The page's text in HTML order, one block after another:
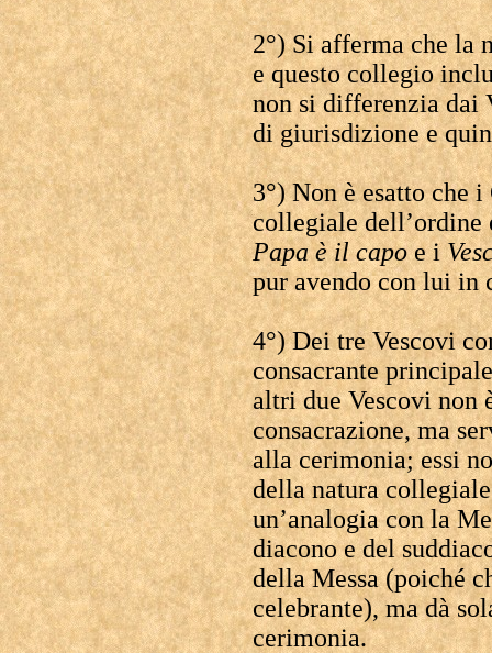
2°) Si afferma che la
e questo collegio
non si differenzia dai
di giurisdizione e
3°) Non è esatto che
collegiale
Papa è il capoe i
pur avendo con lui in
4°) Dei tre Vescovi
consacrante
altri due Vescovi non
consacrazione, ma
alla cerimonia; essi
della natura
un’analogia con la
diacono e del
della Messa (poiché
celebrante), ma dà
cerimonia.